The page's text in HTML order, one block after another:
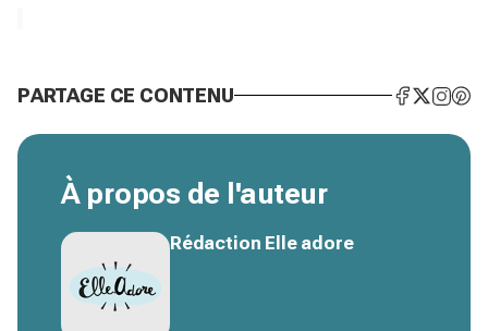
PARTAGE CE CONTENU
À propos de l'auteur
Rédaction Elle adore